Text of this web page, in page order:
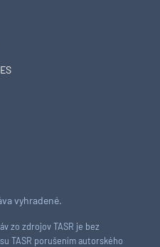
vyhradené.
zo zdrojov TASR je bez
TASR porušením autorského